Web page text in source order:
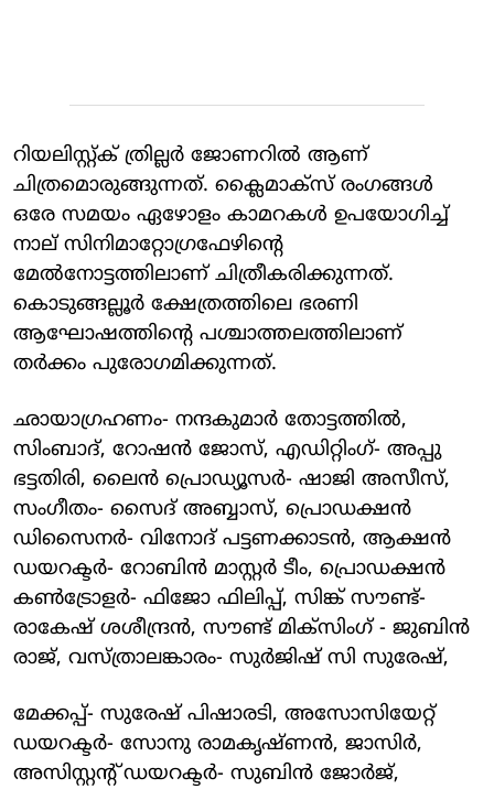
റിയലിസ്റ്റ്ക് ത്രില്ലർ ജോണറിൽ ആണ്
ചിത്രമൊരുങ്ങുന്നത്. ക്ലൈമാക്സ് രംഗങ്ങൾ
ഒരേ സമയം ഏഴോളം കാമറകൾ ഉപയോഗിച്ച്
നാല് സിനിമാറ്റോഗ്രഫേഴിന്റെ
മേൽനോട്ടത്തിലാണ് ചിത്രീകരിക്കുന്നത്.
കൊടുങ്ങല്ലൂർ ക്ഷേത്രത്തിലെ ഭരണി
ആഘോഷത്തിൻ്റെ പശ്ചാത്തലത്തിലാണ്
തർക്കം പുരോഗമിക്കുന്നത്.
ഛായാഗ്രഹണം- നന്ദകുമാർ തോട്ടത്തിൽ,
സിംബാദ്, റോഷൻ ജോസ്, എഡിറ്റിംഗ്- അപ്പു
ഭട്ടതിരി, ലൈൻ പ്രൊഡ്യൂസർ- ഷാജി അസീസ്,
സംഗീതം- സൈദ് അബ്ബാസ്, പ്രൊഡക്ഷൻ
ഡിസൈനർ- വിനോദ് പട്ടണക്കാടൻ, ആക്ഷൻ
ഡയറക്ടർ- റോബിൻ മാസ്റ്റർ ടീം, പ്രൊഡക്ഷൻ
കൺട്രോളർ- ഫിജോ ഫിലിപ്പ്, സിങ്ക് സൗണ്ട്-
രാകേഷ് ശശീന്ദ്രൻ, സൗണ്ട് മിക്സിംഗ് - ജുബിൻ
രാജ്, വസ്ത്രാലങ്കാരം- സുർജിഷ് സി സുരേഷ്,
മേക്കപ്പ്- സുരേഷ് പിഷാരടി, അസോസിയേറ്റ്
ഡയറക്ടർ- സോനു രാമകൃഷ്ണൻ, ജാസിർ,
അസിസ്റ്റന്റ് ഡയറക്ടർ- സുബിൻ ജോർജ്,